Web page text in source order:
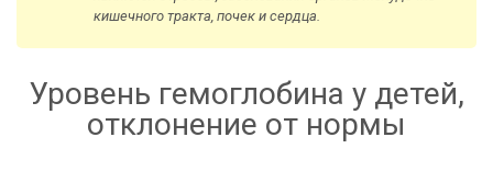
кишечного тракта, почек и сердца.
Уровень гемоглобина у детей,
отклонение от нормы